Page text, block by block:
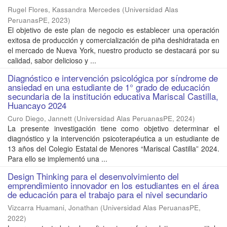
Rugel Flores, Kassandra Mercedes (Universidad Alas
PeruanasPE, 2023)
El objetivo de este plan de negocio es establecer una operación
exitosa de producción y comercialización de piña deshidratada en
el mercado de Nueva York, nuestro producto se destacará por su
calidad, sabor delicioso y ...
Diagnóstico e intervención psicológica por síndrome de
ansiedad en una estudiante de 1° grado de educación
secundaria de la institución educativa Mariscal Castilla,
Huancayo 2024
Curo Diego, Jannett (Universidad Alas PeruanasPE, 2024)
La presente investigación tiene como objetivo determinar el
diagnóstico y la intervención psicoterapéutica a un estudiante de
13 años del Colegio Estatal de Menores “Mariscal Castilla” 2024.
Para ello se implementó una ...
Design Thinking para el desenvolvimiento del
emprendimiento innovador en los estudiantes en el área
de educación para el trabajo para el nivel secundario
Vizcarra Huamani, Jonathan (Universidad Alas PeruanasPE,
2022)